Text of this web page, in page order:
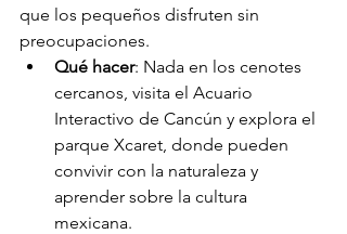
que los pequeños disfruten sin
preocupaciones.
Qué hacer: Nada en los cenotes
cercanos, visita el Acuario
Interactivo de Cancún y explora el
parque Xcaret, donde pueden
convivir con la naturaleza y
aprender sobre la cultura
mexicana.